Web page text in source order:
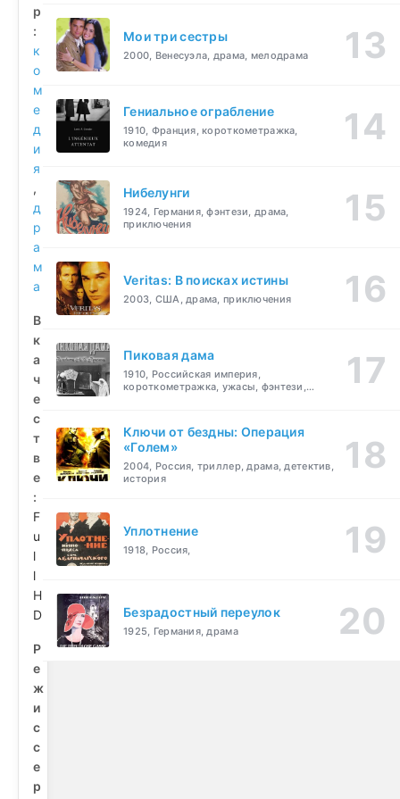
р
:
к
о
м
е
д
и
я
,
д
р
а
м
а
В
к
а
ч
е
с
т
в
е
:
F
u
l
l
H
D
Р
е
ж
и
с
с
е
р
Мои три сестры
2000, Венесуэла, драма, мелодрама
Гениальное ограбление
1910, Франция, короткометражка,
комедия
Нибелунги
1924, Германия, фэнтези, драма,
приключения
Veritas: В поисках истины
2003, США, драма, приключения
Пиковая дама
1910, Российская империя,
короткометражка, ужасы, фэнтези,
Ключи от бездны: Операция
«Голем»
2004, Россия, триллер, драма, детектив,
история
Уплотнение
1918, Россия,
Безрадостный переулок
1925, Германия, драма